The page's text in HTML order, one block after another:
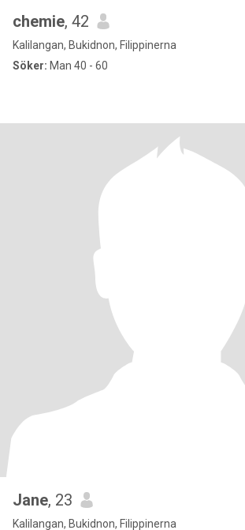
chemie, 42
Kalilangan, Bukidnon, Filippinerna
Söker: Man 40 - 60
Jane, 23
Kalilangan, Bukidnon, Filippinerna